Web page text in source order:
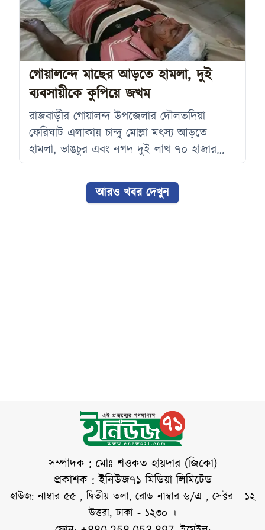
হচ্ছে। শনিবার দুপুরে রাজবাড়ী জেলা শিল্পকলা
একাডেমিতে একুশে পদকপ্রাপ্ত দেশবরেণ্য
চিত্রশিল্পী মনসুর উল করিমের ৭৬তম জন্মবার্ষিকী
উপলক্ষে আয়োজিত অনুষ্ঠানে প্রধান অতিথির
বক্তব্য শেষে
গোয়ালন্দে মাছের আড়তে হামলা, দুই
ব্যবসায়ীকে কুপিয়ে জখম
রাজবাড়ীর গোয়ালন্দ উপজেলার দৌলতদিয়া
ফেরিঘাট এলাকায় চান্দু মোল্লা মৎস্য আড়তে
হামলা, ভাঙচুর এবং নগদ দুই লাখ ৭০ হাজার
টাকা লুটের অভিযোগ উঠেছে। হামলায় দুই
ব্যবসায়ী গুরুতর আহত হয়েছেন। এ ঘটনায়
গোয়ালন্দঘাট থানায় লিখিত অভিযোগ দায়ের করা
আরও খবর দেখুন
সম্পাদক : মোঃ শওকত হায়দার (জিকো)
প্রকাশক : ইনিউজ৭১ মিডিয়া লিমিটেড
হাউজ: নাম্বার ৫৫ , দ্বিতীয় তলা, রোড নাম্বার ৬/এ , সেক্টর - ১২
উত্তরা, ঢাকা - ১২৩০ ।